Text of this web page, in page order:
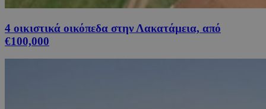
4 οικιστικά οικόπεδα στην Λακατάμεια, από
€100,000